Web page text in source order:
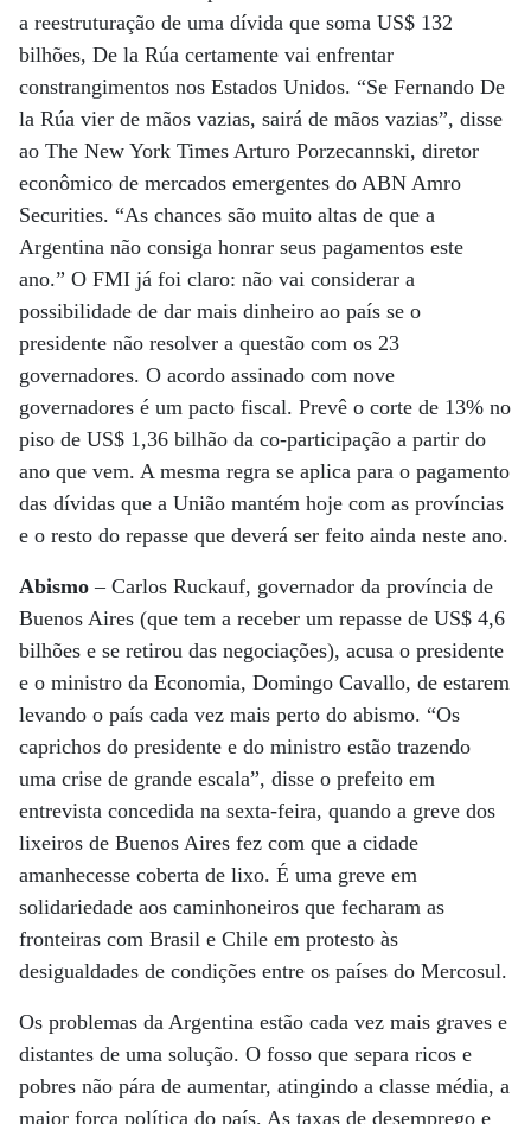
a reestruturação de uma dívida que soma US$ 132
bilhões, De la Rúa certamente vai enfrentar
constrangimentos nos Estados Unidos. “Se Fernando De
la Rúa vier de mãos vazias, sairá de mãos vazias”, disse
ao The New York Times Arturo Porzecannski, diretor
econômico de mercados emergentes do ABN Amro
Securities. “As chances são muito altas de que a
Argentina não consiga honrar seus pagamentos este
ano.” O FMI já foi claro: não vai considerar a
possibilidade de dar mais dinheiro ao país se o
presidente não resolver a questão com os 23
governadores. O acordo assinado com nove
governadores é um pacto fiscal. Prevê o corte de 13% no
piso de US$ 1,36 bilhão da co-participação a partir do
ano que vem. A mesma regra se aplica para o pagamento
das dívidas que a União mantém hoje com as províncias
e o resto do repasse que deverá ser feito ainda neste ano.
Abismo– Carlos Ruckauf, governador da província de
Buenos Aires (que tem a receber um repasse de US$ 4,6
bilhões e se retirou das negociações), acusa o presidente
e o ministro da Economia, Domingo Cavallo, de estarem
levando o país cada vez mais perto do abismo. “Os
caprichos do presidente e do ministro estão trazendo
uma crise de grande escala”, disse o prefeito em
entrevista concedida na sexta-feira, quando a greve dos
lixeiros de Buenos Aires fez com que a cidade
amanhecesse coberta de lixo. É uma greve em
solidariedade aos caminhoneiros que fecharam as
fronteiras com Brasil e Chile em protesto às
desigualdades de condições entre os países do Mercosul.
Os problemas da Argentina estão cada vez mais graves e
distantes de uma solução. O fosso que separa ricos e
pobres não pára de aumentar, atingindo a classe média, a
maior força política do país. As taxas de desemprego e